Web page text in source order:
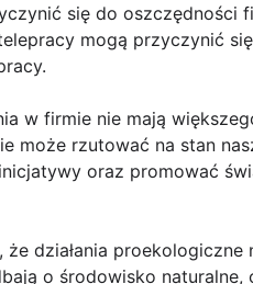
się do oszczędności
mogą przyczynić
w firmie nie mają
może rzutować na stan
oraz promować
działania
o środowisko naturalne,